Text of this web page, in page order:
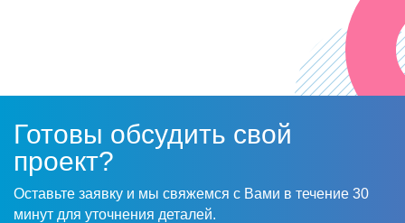
Готовы обсудить свой
проект?
Оставьте заявку и мы свяжемся с Вами в течение 30
минут для уточнения деталей.